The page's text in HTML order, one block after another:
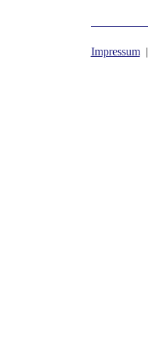
Impressum|